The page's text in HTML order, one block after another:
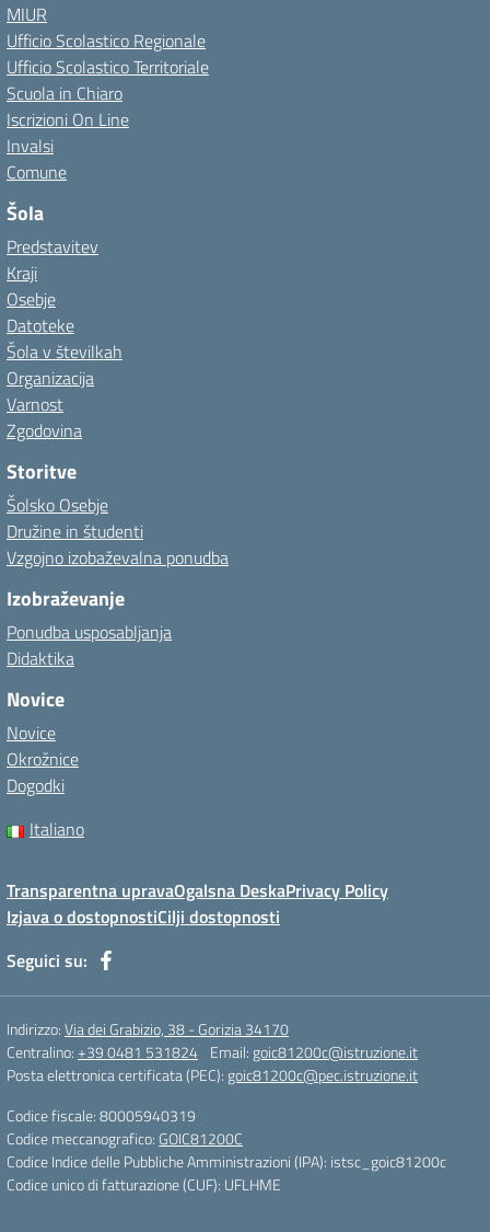
MIUR
Ufficio Scolastico Regionale
Ufficio Scolastico Territoriale
Scuola in Chiaro
Iscrizioni On Line
Invalsi
Comune
Šola
Predstavitev
Kraji
Osebje
Datoteke
Šola v številkah
Organizacija
Varnost
Zgodovina
Storitve
Šolsko Osebje
Družine in študenti
Vzgojno izobaževalna ponudba
Izobraževanje
Ponudba usposabljanja
Didaktika
Novice
Novice
Okrožnice
Dogodki
Italiano
Transparentna upravaOgalsna DeskaPrivacy Policy
Izjava o dostopnostiCilji dostopnosti
Seguici su:
Indirizzo:Via dei Grabizio, 38 - Gorizia 34170
Centralino:+39 0481 531824 Email: goic81200c@istruzione.it
Posta elettronica certificata (PEC): goic81200c@pec.istruzione.it
Codice fiscale: 80005940319
Codice meccanografico: GOIC81200C
Codice Indice delle Pubbliche Amministrazioni (IPA): istsc_goic81200c
Codice unico di fatturazione (CUF): UFLHME